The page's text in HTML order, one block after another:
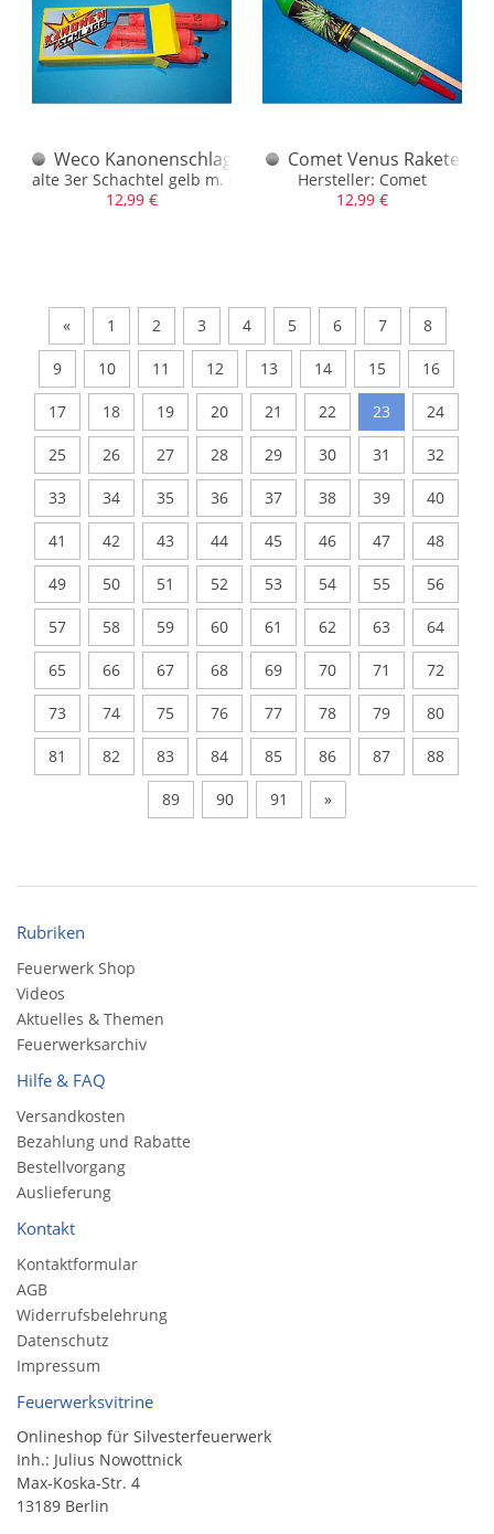
Weco Kanonenschlag groß alt gewürgt
alte 3er Schachtel gelb m. einem Stück Inhalt
12,99 €
Comet Venus Rakete
Hersteller: Comet
12,99 €
« 1 2 3 4 5 6 7 8
9 10 11 12 13 14 15 16
17 18 19 20 21 22 23 24
25 26 27 28 29 30 31 32
33 34 35 36 37 38 39 40
41 42 43 44 45 46 47 48
49 50 51 52 53 54 55 56
57 58 59 60 61 62 63 64
65 66 67 68 69 70 71 72
73 74 75 76 77 78 79 80
81 82 83 84 85 86 87 88
89 90 91 »
Rubriken
Feuerwerk Shop
Videos
Aktuelles & Themen
Feuerwerksarchiv
Hilfe & FAQ
Versandkosten
Bezahlung und Rabatte
Bestellvorgang
Auslieferung
Kontakt
Kontaktformular
AGB
Widerrufsbelehrung
Datenschutz
Impressum
Feuerwerksvitrine
Onlineshop für Silvesterfeuerwerk
Inh.: Julius Nowottnick
Max-Koska-Str. 4
13189 Berlin